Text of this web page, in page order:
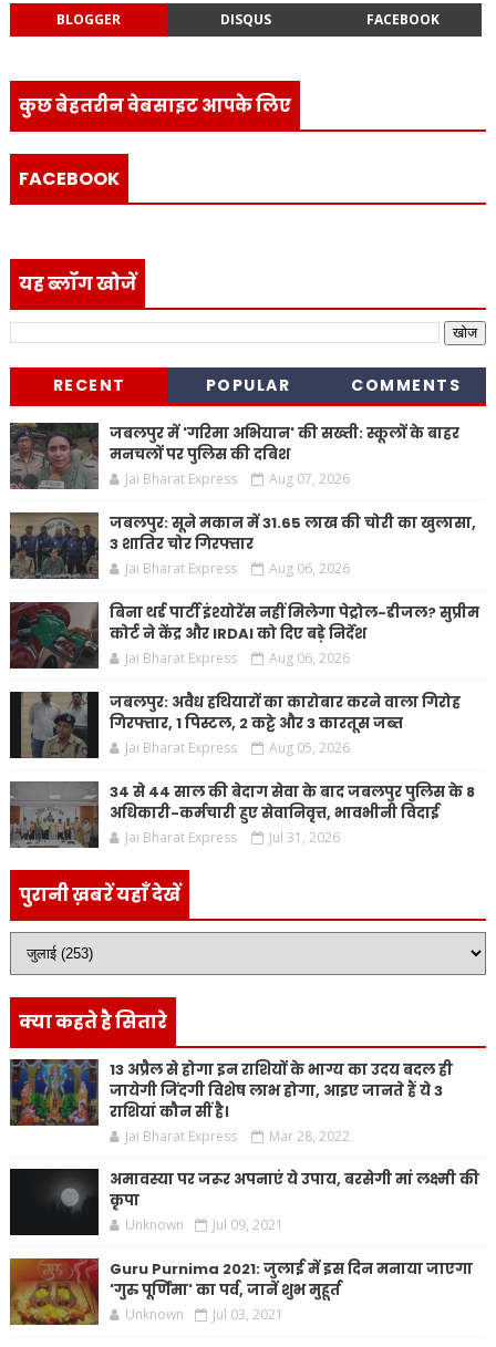
BLOGGER DISQUS FACEBOOK
कुछ बेहतरीन वेबसाइट आपके लिए
FACEBOOK
यह ब्लॉग खोजें
RECENT POPULAR COMMENTS
जबलपुर में 'गरिमा अभियान' की सख्ती: स्कूलों के बाहर
मनचलों पर पुलिस की दबिश
Jai Bharat Express Aug 07, 2026
जबलपुर: सूने मकान में 31.65 लाख की चोरी का खुलासा,
3 शातिर चोर गिरफ्तार
Jai Bharat Express Aug 06, 2026
बिना थर्ड पार्टी इंश्योरेंस नहीं मिलेगा पेट्रोल-डीजल? सुप्रीम
कोर्ट ने केंद्र और IRDAI को दिए बड़े निर्देश
Jai Bharat Express Aug 06, 2026
जबलपुर: अवैध हथियारों का कारोबार करने वाला गिरोह
गिरफ्तार, 1 पिस्टल, 2 कट्टे और 3 कारतूस जब्त
Jai Bharat Express Aug 05, 2026
34 से 44 साल की बेदाग सेवा के बाद जबलपुर पुलिस के 8
अधिकारी-कर्मचारी हुए सेवानिवृत्त, भावभीनी विदाई
Jai Bharat Express Jul 31, 2026
पुरानी ख़बरें यहाँ देखें
क्या कहते है सितारे
13 अप्रैल से होगा इन राशियों के भाग्य का उदय बदल ही
जायेगी जिंदगी विशेष लाभ होगा, आइए जानते हैं ये 3
राशियां कौन सीं है।
Jai Bharat Express Mar 28, 2022
अमावस्या पर जरूर अपनाएं ये उपाय, बरसेगी मां लक्ष्मी की
कृपा
Unknown Jul 09, 2021
Guru Purnima 2021: जुलाई में इस दिन मनाया जाएगा
'गुरु पूर्णिमा' का पर्व, जानें शुभ मुहूर्त
Unknown Jul 03, 2021